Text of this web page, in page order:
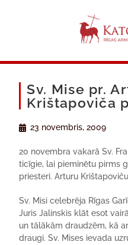
Sv. Mise pr.
Krištapoviča
23 novembris, 2009
20 novembra vakarā Sv.
ticīgie, lai pieminētu pirms
priesteri. Arturu
Sv. Misi celebrēja Rīgas
Juris Jalinskis klāt esot
un tālākām draudzēm, kā
draugi. Sv. Mises ievada